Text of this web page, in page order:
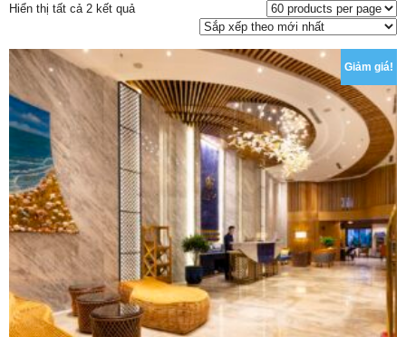
Hiển thị tất cả 2 kết quảĐã
xếp
theo
mới
nhất
Giảm giá!